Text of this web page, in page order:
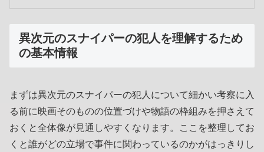
異次元のスナイパーの犯人を理解するため
の基本情報
まずは異次元のスナイパーの犯人について細かい考察に入
る前に映画そのものの位置づけや物語の枠組みを押さえて
おくと全体像が見通しやすくなります。ここを整理してお
くと誰がどの立場で事件に関わっているのかがはっきりし